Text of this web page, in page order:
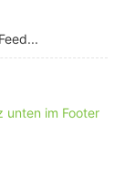
unten im Footer